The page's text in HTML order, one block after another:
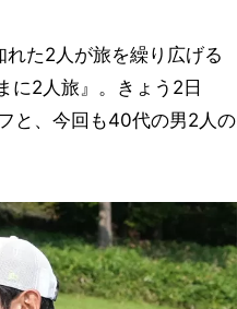
た2人が旅を繰り広げる
に2人旅』。きょう2日
と、今回も40代の男2人の